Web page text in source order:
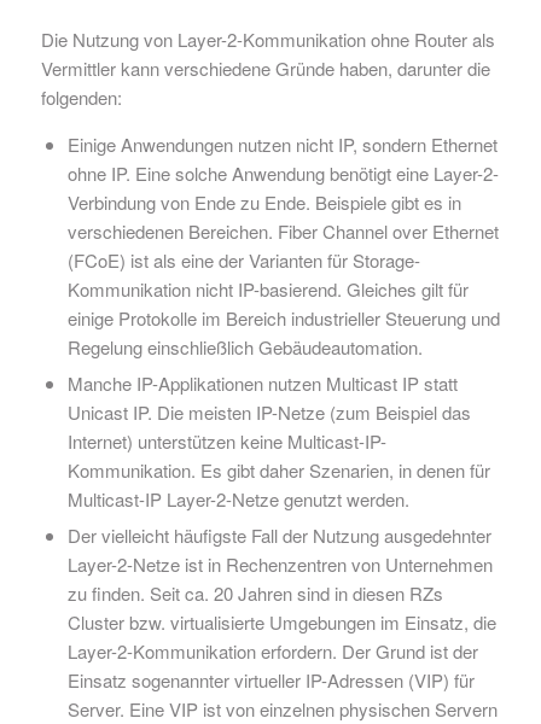
Die Nutzung von Layer-2-Kommunikation ohne Router als
Vermittler kann verschiedene Gründe haben, darunter die
folgenden:
Einige Anwendungen nutzen nicht IP, sondern Ethernet
ohne IP. Eine solche Anwendung benötigt eine Layer-2-
Verbindung von Ende zu Ende. Beispiele gibt es in
verschiedenen Bereichen. Fiber Channel over Ethernet
(FCoE) ist als eine der Varianten für Storage-
Kommunikation nicht IP-basierend. Gleiches gilt für
einige Protokolle im Bereich industrieller Steuerung und
Regelung einschließlich Gebäudeautomation.
Manche IP-Applikationen nutzen Multicast IP statt
Unicast IP. Die meisten IP-Netze (zum Beispiel das
Internet) unterstützen keine Multicast-IP-
Kommunikation. Es gibt daher Szenarien, in denen für
Multicast-IP Layer-2-Netze genutzt werden.
Der vielleicht häufigste Fall der Nutzung ausgedehnter
Layer-2-Netze ist in Rechenzentren von Unternehmen
zu finden. Seit ca. 20 Jahren sind in diesen RZs
Cluster bzw. virtualisierte Umgebungen im Einsatz, die
Layer-2-Kommunikation erfordern. Der Grund ist der
Einsatz sogenannter virtueller IP-Adressen (VIP) für
Server. Eine VIP ist von einzelnen physischen Servern